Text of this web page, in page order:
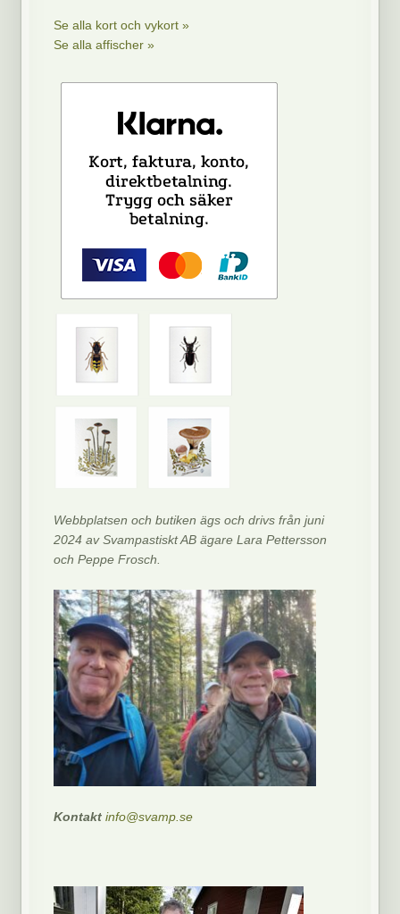
Se alla kort och vykort »
Se alla affischer »
Webbplatsen och butiken ägs och drivs från juni
2024 av Svampastiskt AB ägare Lara Pettersson
och Peppe Frosch.
Kontaktinfo@svamp.se